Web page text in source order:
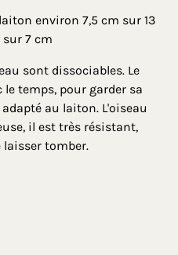
environ 7,5 cm sur 13
7 cm
sont dissociables. Le
temps, pour garder sa
au laiton. L'oiseau
il est très résistant,
tomber.